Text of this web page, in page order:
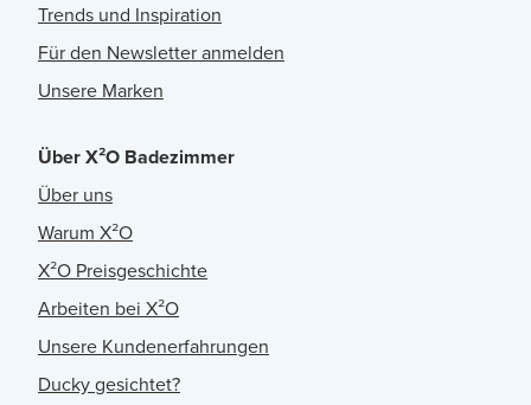
Trends und Inspiration
Für den Newsletter anmelden
Unsere Marken
Über X²O Badezimmer
Über uns
Warum X²O
X²O Preisgeschichte
Arbeiten bei X²O
Unsere Kundenerfahrungen
Ducky gesichtet?